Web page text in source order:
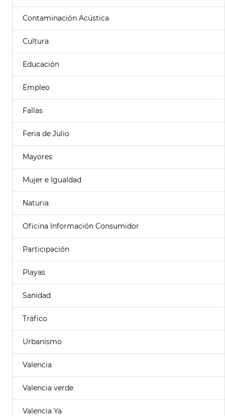
Contaminación Acústica
Cultura
Educación
Empleo
Fallas
Feria de Julio
Mayores
Mujer e Igualdad
Naturia
Oficina Información Consumidor
Participación
Playas
Sanidad
Tráfico
Urbanismo
Valencia
Valencia verde
Valencia Ya